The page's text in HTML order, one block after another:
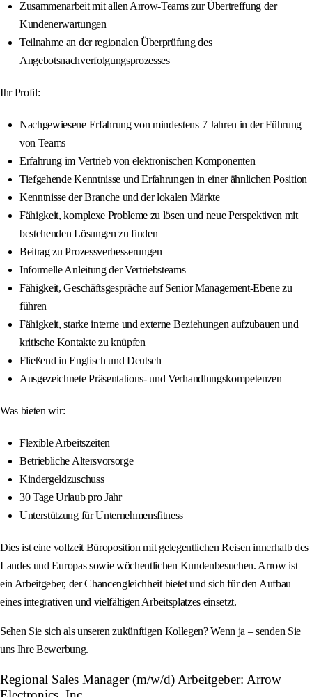
Zusammenarbeit mit allen Arrow-Teams zur Übertreffung der
Kundenerwartungen
Teilnahme an der regionalen Überprüfung des
Angebotsnachverfolgungsprozesses
Ihr Profil:
Nachgewiesene Erfahrung von mindestens 7 Jahren in der Führung
von Teams
Erfahrung im Vertrieb von elektronischen Komponenten
Tiefgehende Kenntnisse und Erfahrungen in einer ähnlichen Position
Kenntnisse der Branche und der lokalen Märkte
Fähigkeit, komplexe Probleme zu lösen und neue Perspektiven mit
bestehenden Lösungen zu finden
Beitrag zu Prozessverbesserungen
Informelle Anleitung der Vertriebsteams
Fähigkeit, Geschäftsgespräche auf Senior Management-Ebene zu
führen
Fähigkeit, starke interne und externe Beziehungen aufzubauen und
kritische Kontakte zu knüpfen
Fließend in Englisch und Deutsch
Ausgezeichnete Präsentations- und Verhandlungskompetenzen
Was bieten wir:
Flexible Arbeitszeiten
Betriebliche Altersvorsorge
Kindergeldzuschuss
30 Tage Urlaub pro Jahr
Unterstützung für Unternehmensfitness
Dies ist eine vollzeit Büroposition mit gelegentlichen Reisen innerhalb des
Landes und Europas sowie wöchentlichen Kundenbesuchen. Arrow ist
ein Arbeitgeber, der Chancengleichheit bietet und sich für den Aufbau
eines integrativen und vielfältigen Arbeitsplatzes einsetzt.
Sehen Sie sich als unseren zukünftigen Kollegen? Wenn ja – senden Sie
uns Ihre Bewerbung.
Regional Sales Manager (m/w/d) Arbeitgeber: Arrow